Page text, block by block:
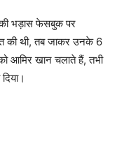
भड़ास फेसबुक पर
की थी, तब जाकर उनके 6
आमिर खान चलाते हैं, तभी